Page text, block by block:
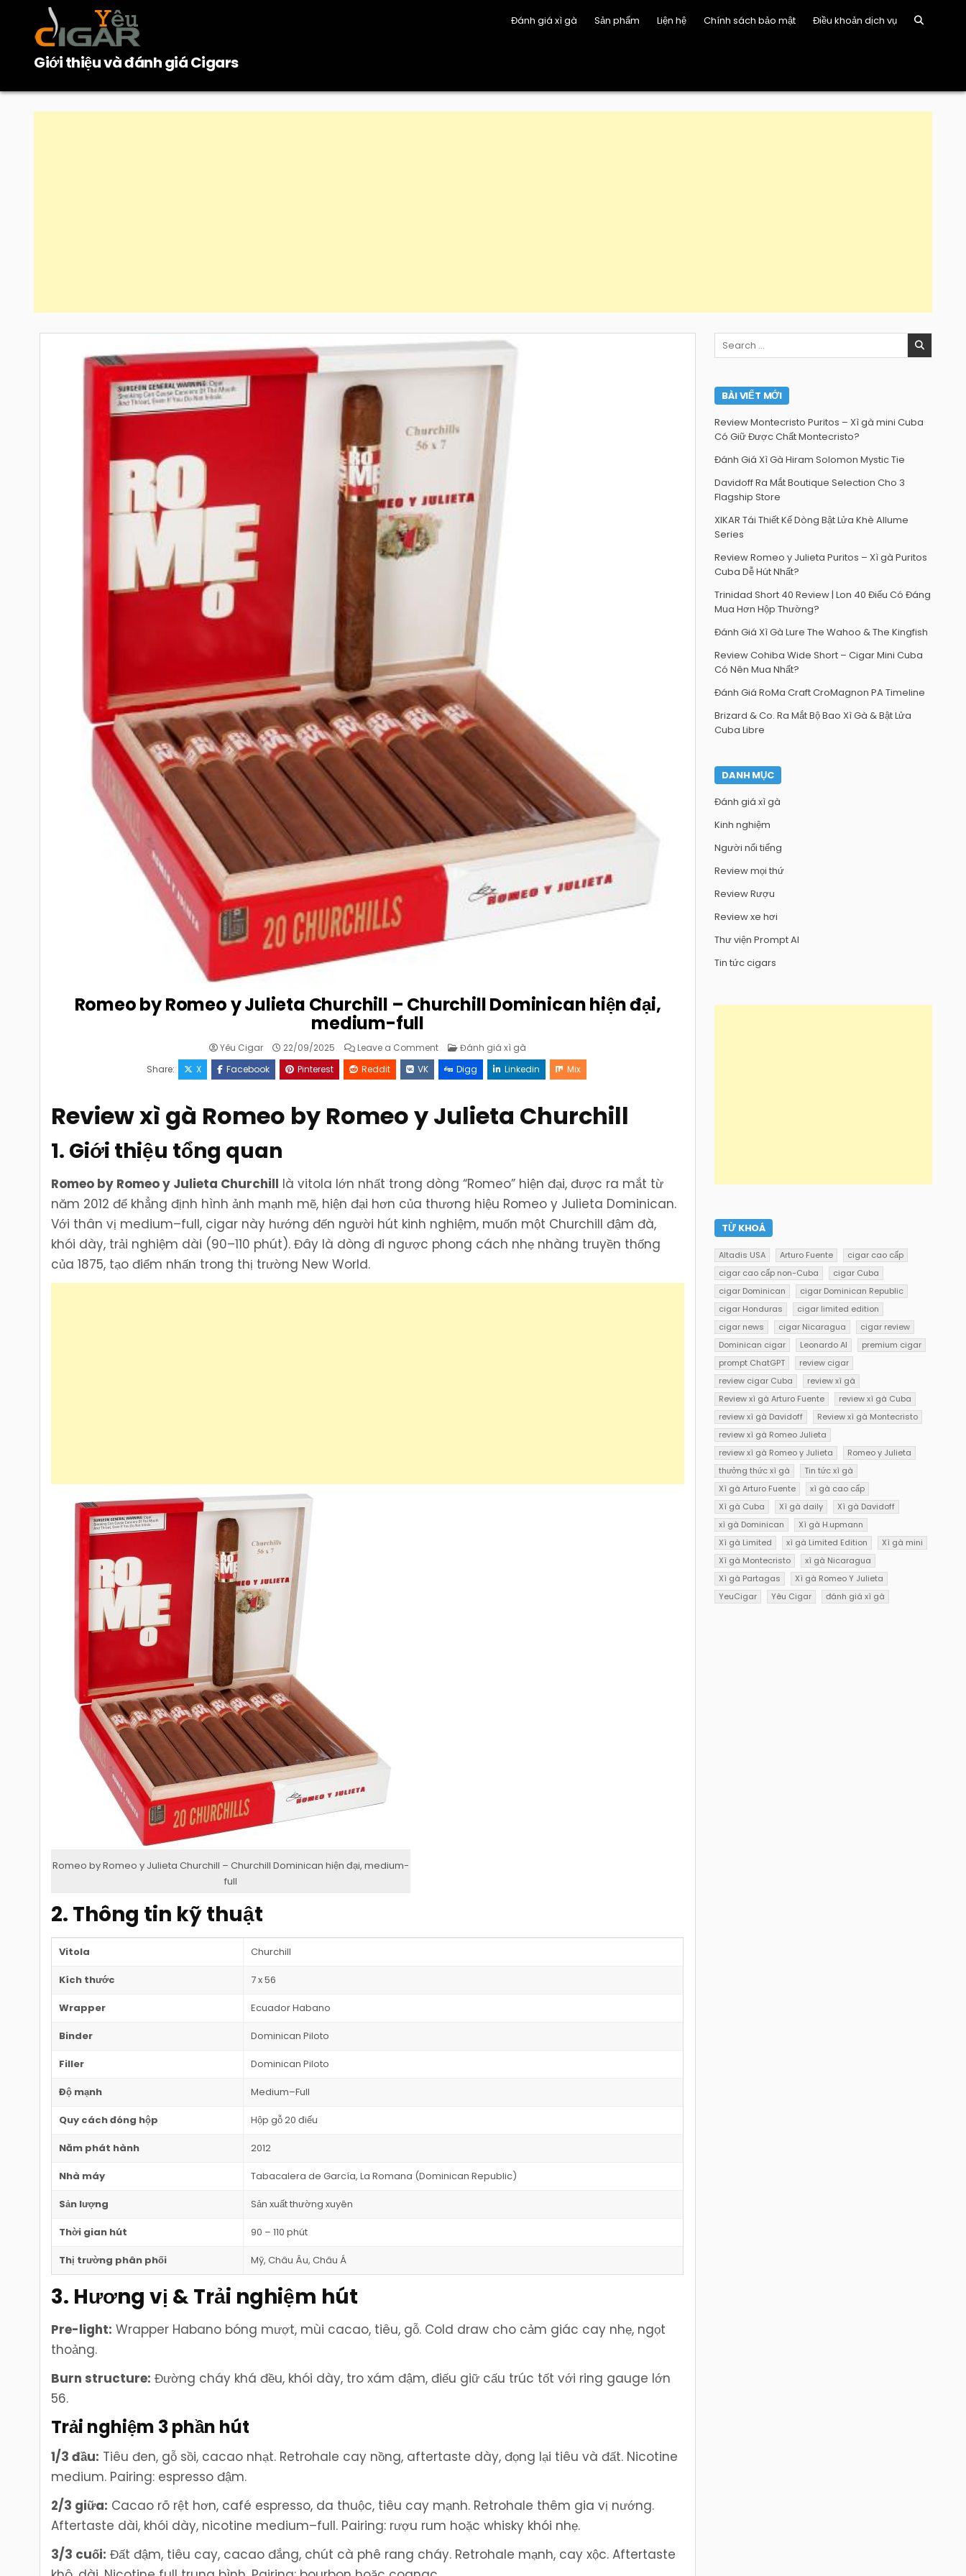
content
Giới thiệu và đánh giá Cigars
Đánh giá xì gà Sản phẩm Liện hệ Chính sách bảo mật Điều khoản dịch vụ
Romeo by Romeo y Julieta Churchill – Churchill Dominican hiện đại,
medium-full
Yêu Cigar 22/09/2025 Leave a Commenton
Romeo
by
Romeo
y
–
Churchill
Dominican
Posted
Đánh giá xì gà
Share:
X Facebook Pinterest Reddit VK Digg Linkedin Mix
Review xì gà Romeo by Romeo y Julieta Churchill
1. Giới thiệu tổng quan
Romeo by Romeo y Julieta Churchill là vitola lớn nhất trong dòng “Romeo” hiện đại, được ra mắt từ
năm 2012 để khẳng định hình ảnh mạnh mẽ, hiện đại hơn của thương hiệu Romeo y Julieta Dominican.
Với thân vị medium–full, cigar này hướng đến người hút kinh nghiệm, muốn một Churchill đậm đà,
khói dày, trải nghiệm dài (90–110 phút). Đây là dòng đi ngược phong cách nhẹ nhàng truyền thống
của 1875, tạo điểm nhấn trong thị trường New World.
Romeo by Romeo y Julieta Churchill – Churchill Dominican hiện đại, medium-
full
2. Thông tin kỹ thuật
Vitola Churchill
Kích thước 7 x 56
Wrapper Ecuador Habano
Binder Dominican Piloto
Filler Dominican Piloto
Độ mạnh Medium–Full
Quy cách đóng hộp Hộp gỗ 20 điếu
Năm phát hành 2012
Nhà máy Tabacalera de García, La Romana (Dominican Republic)
Sản lượng Sản xuất thường xuyên
Thời gian hút 90 – 110 phút
Thị trường phân phối Mỹ, Châu Âu, Châu Á
3. Hương vị & Trải nghiệm hút
Pre-light: Wrapper Habano bóng mượt, mùi cacao, tiêu, gỗ. Cold draw cho cảm giác cay nhẹ, ngọt
thoảng.
Burn structure: Đường cháy khá đều, khói dày, tro xám đậm, điếu giữ cấu trúc tốt với ring gauge lớn
56.
Trải nghiệm 3 phần hút
1/3 đầu: Tiêu đen, gỗ sồi, cacao nhạt. Retrohale cay nồng, aftertaste dày, đọng lại tiêu và đất. Nicotine
medium. Pairing: espresso đậm.
2/3 giữa: Cacao rõ rệt hơn, café espresso, da thuộc, tiêu cay mạnh. Retrohale thêm gia vị nướng.
Aftertaste dài, khói dày, nicotine medium–full. Pairing: rượu rum hoặc whisky khói nhẹ.
3/3 cuối: Đất đậm, tiêu cay, cacao đắng, chút cà phê rang cháy. Retrohale mạnh, cay xộc. Aftertaste
Search
for:
BÀI VIẾT MỚI
Review Montecristo Puritos – Xì gà mini Cuba
Có Giữ Được Chất Montecristo?
Đánh Giá Xì Gà Hiram Solomon Mystic Tie
Davidoff Ra Mắt Boutique Selection Cho 3
Flagship Store
XIKAR Tái Thiết Kế Dòng Bật Lửa Khè Allume
Series
Review Romeo y Julieta Puritos – Xì gà Puritos
Cuba Dễ Hút Nhất?
Trinidad Short 40 Review | Lon 40 Điếu Có Đáng
Mua Hơn Hộp Thường?
Đánh Giá Xì Gà Lure The Wahoo & The Kingfish
Review Cohiba Wide Short – Cigar Mini Cuba
Có Nên Mua Nhất?
Đánh Giá RoMa Craft CroMagnon PA Timeline
Brizard & Co. Ra Mắt Bộ Bao Xì Gà & Bật Lửa
Cuba Libre
DANH MỤC
Đánh giá xì gà
Kinh nghiệm
Người nổi tiếng
Review mọi thứ
Review Rượu
Review xe hơi
Thư viện Prompt AI
Tin tức cigars
TỪ KHOÁ
Altadis USA Arturo Fuente
cigar cao cấp
cigar cao cấp non-Cuba
cigar Cuba
cigar Dominican
cigar Dominican Republic
cigar Honduras
cigar limited edition
cigar news
cigar Nicaragua
cigar review
Dominican cigar
Leonardo AI
premium cigar
prompt ChatGPT
review cigar
review cigar Cuba
review xì gà
Review xì gà Arturo Fuente
review xì gà Cuba
review xì gà Davidoff
Review xì gà Montecristo
review xì gà Romeo Julieta
review xì gà Romeo y Julieta
Romeo y Julieta
thưởng thức xì gà
Tin tức xì gà
Xì gà Arturo Fuente
xì gà cao cấp
Xì gà Cuba
Xì gà daily
Xì gà Davidoff
xì gà Dominican
Xì gà H.upmann
Xì gà Limited
xì gà Limited Edition
Xì gà mini
Xì gà Montecristo
xì gà Nicaragua
Xì gà Partagas
Xì gà Romeo Y Julieta
YeuCigar
Yêu Cigar đánh giá xì gà